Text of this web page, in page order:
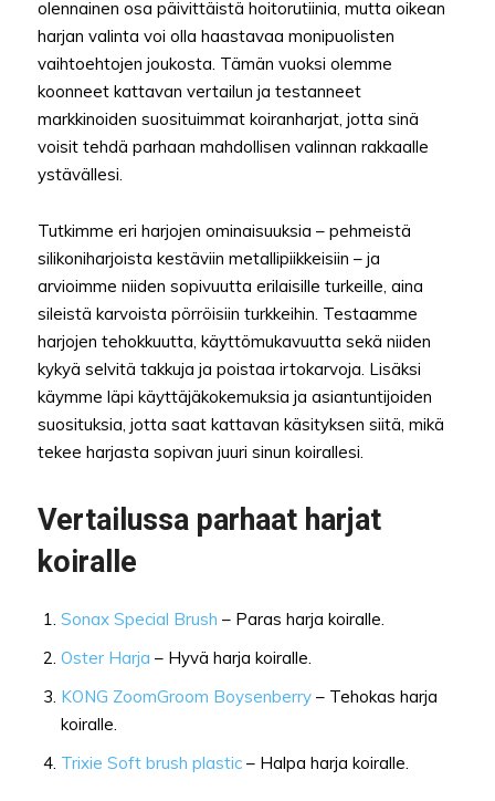
olennainen osa päivittäistä hoitorutiinia, mutta oikean
harjan valinta voi olla haastavaa monipuolisten
vaihtoehtojen joukosta. Tämän vuoksi olemme
koonneet kattavan vertailun ja testanneet
markkinoiden suosituimmat koiranharjat, jotta sinä
voisit tehdä parhaan mahdollisen valinnan rakkaalle
ystävällesi.
Tutkimme eri harjojen ominaisuuksia – pehmeistä
silikoniharjoista kestäviin metallipiikkeisiin – ja
arvioimme niiden sopivuutta erilaisille turkeille, aina
sileistä karvoista pörröisiin turkkeihin. Testaamme
harjojen tehokkuutta, käyttömukavuutta sekä niiden
kykyä selvitä takkuja ja poistaa irtokarvoja. Lisäksi
käymme läpi käyttäjäkokemuksia ja asiantuntijoiden
suosituksia, jotta saat kattavan käsityksen siitä, mikä
tekee harjasta sopivan juuri sinun koirallesi.
Vertailussa parhaat harjat
koiralle
Sonax Special Brush – Paras harja koiralle.
Oster Harja – Hyvä harja koiralle.
KONG ZoomGroom Boysenberry – Tehokas harja
koiralle.
Trixie Soft brush plastic – Halpa harja koiralle.